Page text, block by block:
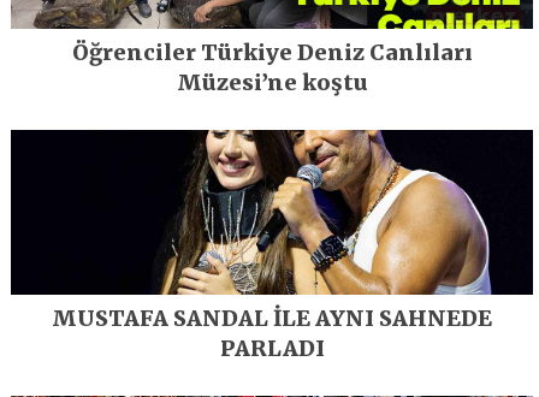
Öğrenciler Türkiye Deniz Canlıları
Müzesi’ne koştu
MUSTAFA SANDAL İLE AYNI SAHNEDE
PARLADI